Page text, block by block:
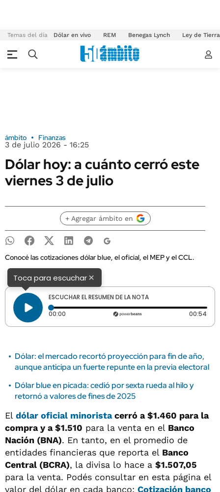
Temas del día Dólar en vivo REM Benegas Lynch Ley de
ámbito Finanzas
3 de julio 2026 - 16:25
Dólar hoy: a cuánto cerró este
viernes 3 de julio
+ Agregar ámbito en
Conocé las cotizaciones dólar blue, el oficial, el MEP y el CCL.
Toca para escuchar×
ESCUCHAR EL RESUMEN DE LA NOTA
00:00 Tiempo transcurrido: 0 segundos 00:54
Dólar: el mercado recortó proyección para fin de año,
aunque anticipa un fuerte repunte en la previa electoral
Dólar blue en picada: cedió por sexta rueda al hilo y
retornó a valores de fines de 2025
El dólar oficial minoristacerró a$1.460 para la
compra y a$1.510 para la venta en el Banco
Nación (BNA). En tanto, en el promedio de
entidades financieras que reporta el Banco
Central (BCRA), la divisa lo hace a $1.507,05
para la venta. Podés consultar en esta página el
valor del dólar en cada banco: Cotización banco